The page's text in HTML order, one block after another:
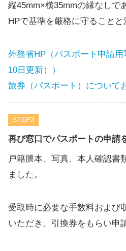
縦45mm×横35mmの縁なしで
HPで基準を厳格に守ることと
外務省HP（パスポート申請用
10日更新））
旅券（パスポート）について
STEP
再び窓口でパスポートの申請
戸籍謄本、写真、本人確認書
ました。
受取時に必要な手数料および
いただき、引換券をもらい申